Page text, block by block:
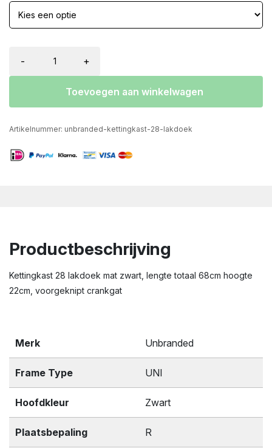
- +
Toevoegen aan winkelwagen
Artikelnummer: unbranded-kettingkast-28-lakdoek
Productbeschrijving
Kettingkast 28 lakdoek mat zwart, lengte totaal 68cm hoogte
22cm, voorgeknipt crankgat
Merk Unbranded
Frame Type UNI
Hoofdkleur Zwart
Plaatsbepaling R